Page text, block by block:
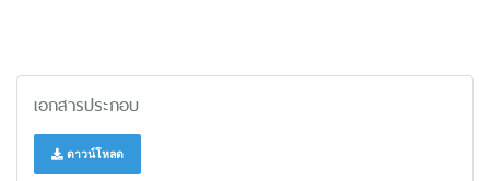
เอกสารประกอบ
ดาวน์โหลด